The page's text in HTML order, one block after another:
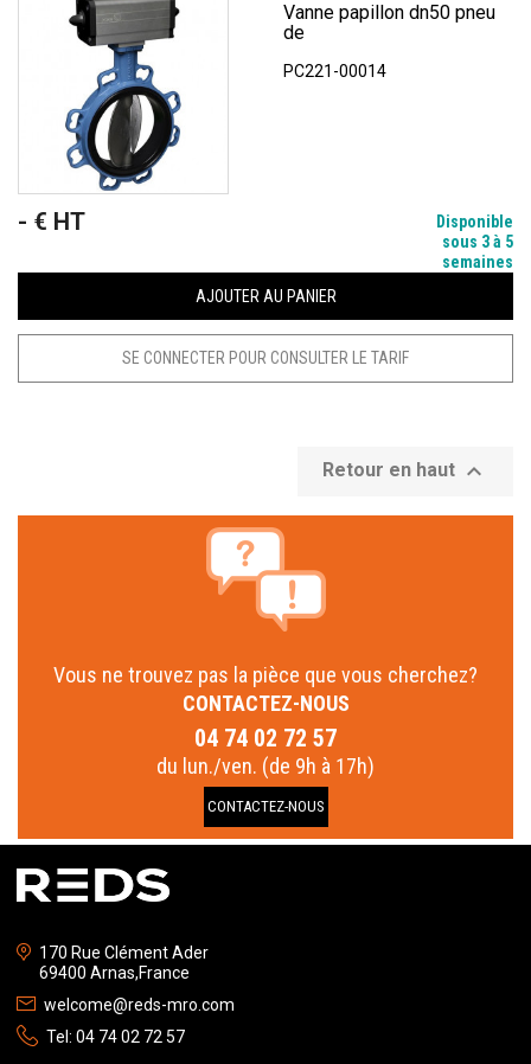
Vanne papillon dn50 pneu
de
PC221-00014
Prix
- € HT
Disponible
sous 3 à 5
semaines
AJOUTER AU PANIER
SE CONNECTER POUR CONSULTER LE TARIF
Retour en haut 
Vous ne trouvez pas la pièce que vous cherchez?
CONTACTEZ-NOUS
04 74 02 72 57
du lun./ven. (de 9h à 17h)
CONTACTEZ-NOUS
170 Rue Clément Ader
69400 Arnas,France
welcome@reds-mro.com
Tel: 04 74 02 72 57